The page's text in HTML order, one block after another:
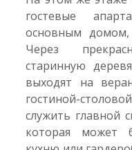
гостевые
основным
Через
старинную
выходят на
гостиной-
служить главной
которая может